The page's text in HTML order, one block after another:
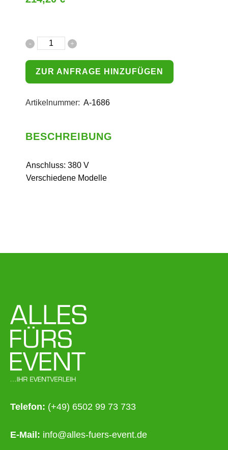
ZUR ANFRAGE HINZUFÜGEN
Artikelnummer: A-1686
BESCHREIBUNG
Anschluss: 380 V
Verschiedene Modelle
Telefon: (+49) 6502 99 73 733
E-Mail: info@alles-fuers-event.de